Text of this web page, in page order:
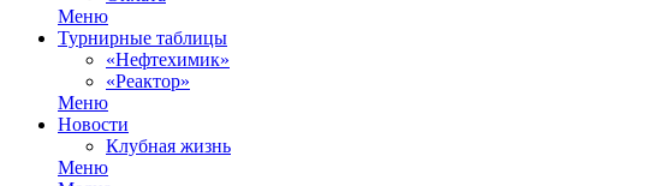
Меню
Турнирные таблицы
«Нефтехимик»
«Реактор»
Меню
Новости
Клубная жизнь
Меню